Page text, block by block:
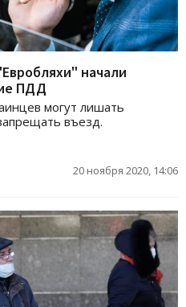
начали
ПДД
могут лишать
въезд.
20 ноября 2020, 14:06